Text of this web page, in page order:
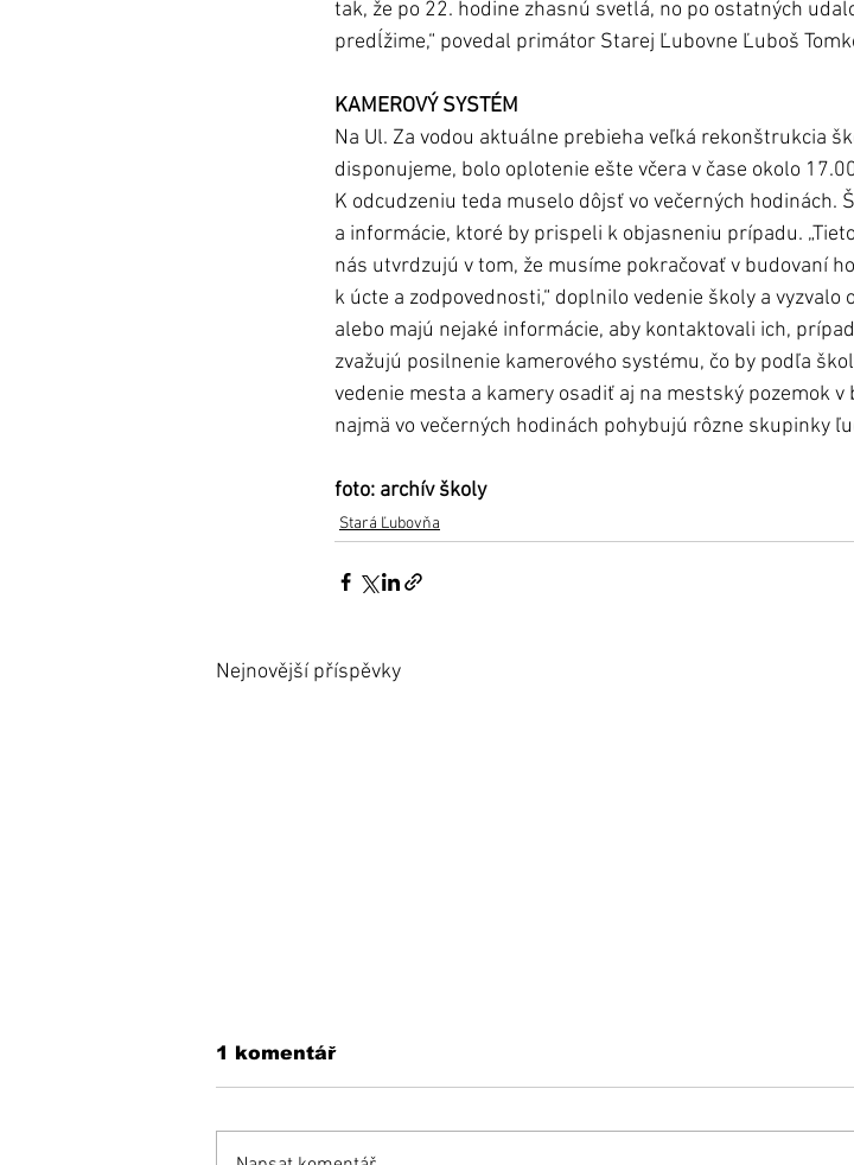
tak, že po 22. hodine zhasnú svetlá, no po ostatných
predĺžime,“ povedal primátor Starej Ľubovne Ľuboš
KAMEROVÝ SYSTÉM
Na Ul. Za vodou aktuálne prebieha veľká rekonštrukcia
disponujeme, bolo oplotenie ešte včera v čase okolo
K odcudzeniu teda muselo dôjsť vo večerných hodinách.
a informácie, ktoré by prispeli k objasneniu prípadu.
nás utvrdzujú v tom, že musíme pokračovať v budovaní
k úcte a zodpovednosti,“ doplnilo vedenie školy a
alebo majú nejaké informácie, aby kontaktovali ich,
zvažujú posilnenie kamerového systému, čo by podľa
vedenie mesta a kamery osadiť aj na mestský pozemok
najmä vo večerných hodinách pohybujú rôzne skupinky
foto: archív školy
Stará Ľubovňa
Nejnovější příspěvky
1 komentář